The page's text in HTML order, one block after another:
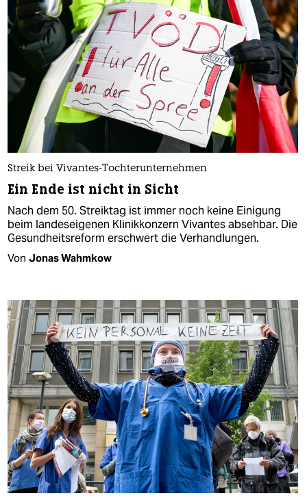
Streik bei Vivantes-Tochterunternehmen
Ein Ende ist nicht in Sicht
Nach dem 50. Streiktag ist immer noch keine Einigung
beim landeseigenen Klinikkonzern Vivantes absehbar. Die
Gesundheitsreform erschwert die Verhandlungen.
Von Jonas Wahmkow